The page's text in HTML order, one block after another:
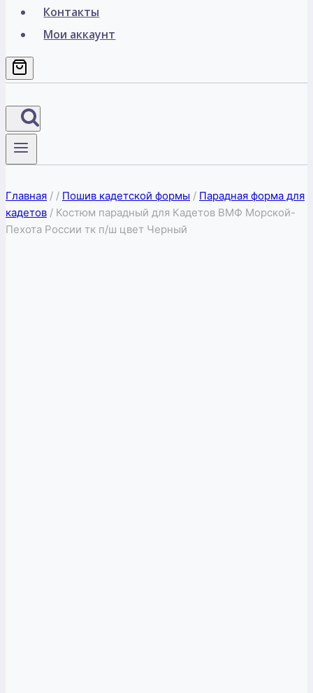
Контакты
Мои аккаунт
Главная / / Пошив кадетской формы / Парадная форма для
кадетов / Костюм парадный для Кадетов ВМФ Морской-
Пехота России тк п/ш цвет Черный